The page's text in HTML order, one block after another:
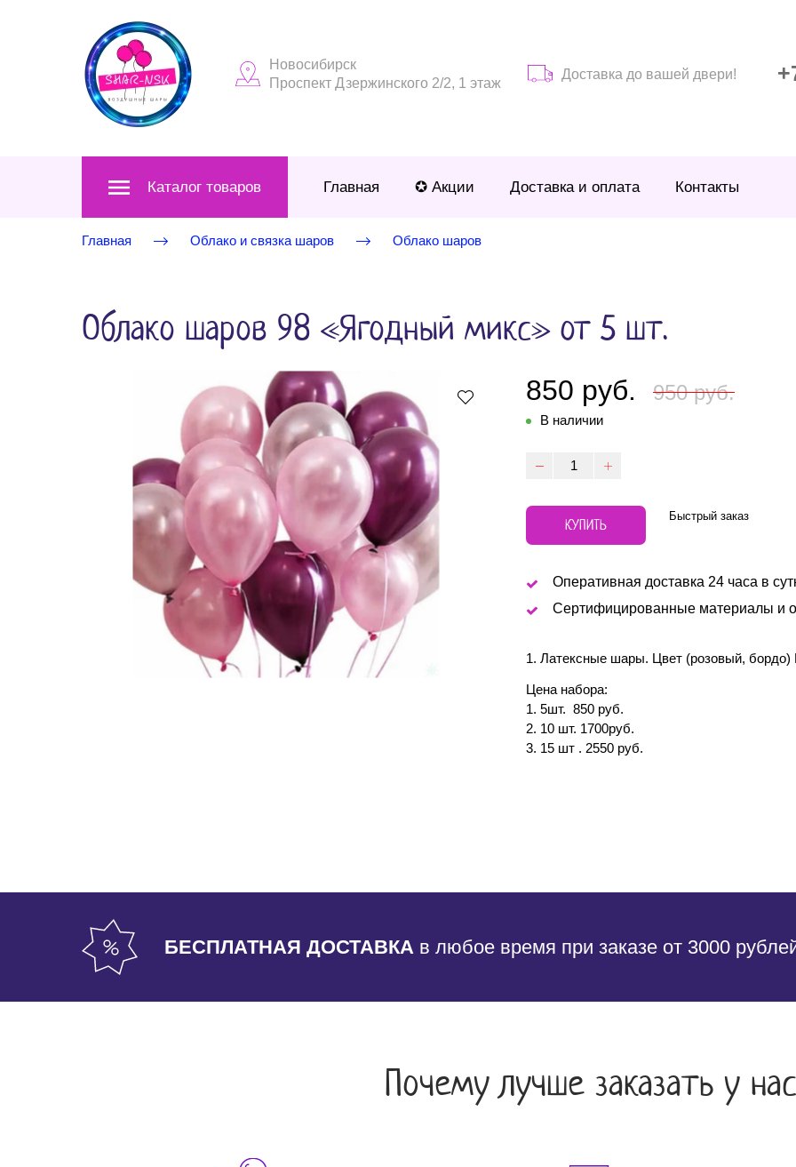
Новосибирск
Проспект Дзержинского 2/2, 1 этаж
Доставка до вашей двери!
Каталог товаров Главная ✪ Акции Доставка и оплата Контакты
Главная Облако и связка шаров Облако шаров
Облако шаров 98 «Ягодный микс» от 5 шт.
850 руб. 950 руб.
В наличии
КУПИТЬ Быстрый заказ
Оперативная доставка 24 часа в
Сертифицированные материалы и
1. Латексные шары. Цвет (розовый, бордо)
Цена набора:
1. 5шт. 850 руб.
2. 10 шт. 1700руб.
3. 15 шт . 2550 руб.
БЕСПЛАТНАЯ ДОСТАВКА в любое время при заказе от 3000
Почему лучше заказать у